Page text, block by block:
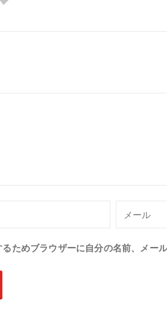
ためブラウザーに自分の名前、メー